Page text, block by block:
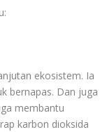
ekosistem. Ia
bernapas. Dan juga
membantu
karbon dioksida